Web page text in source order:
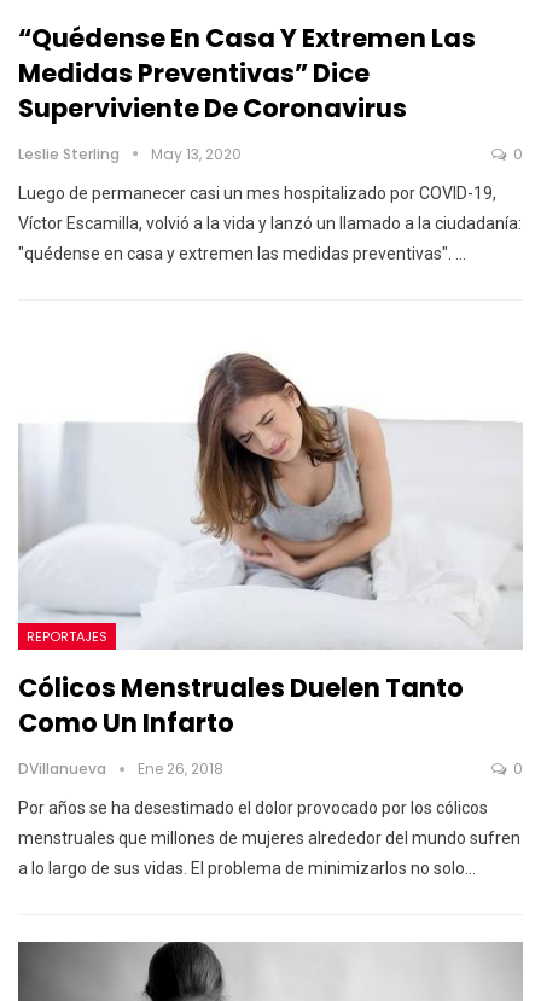
“Quédense En Casa Y Extremen Las
Medidas Preventivas” Dice
Superviviente De Coronavirus
Leslie Sterling May 13, 2020 0
Luego de permanecer casi un mes hospitalizado por COVID-19,
Víctor Escamilla, volvió a la vida y lanzó un llamado a la ciudadanía:
"quédense en casa y extremen las medidas preventivas".
REPORTAJES
Cólicos Menstruales Duelen Tanto
Como Un Infarto
DVillanueva Ene 26, 2018 0
Por años se ha desestimado el dolor provocado por los cólicos
menstruales que millones de mujeres alrededor del mundo sufren
a lo largo de sus vidas. El problema de minimizarlos no solo…